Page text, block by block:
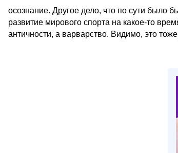
осознание. Другое дело, что по сути было
развитие мирового спорта на какое‑то
античности, а варварство. Видимо, это